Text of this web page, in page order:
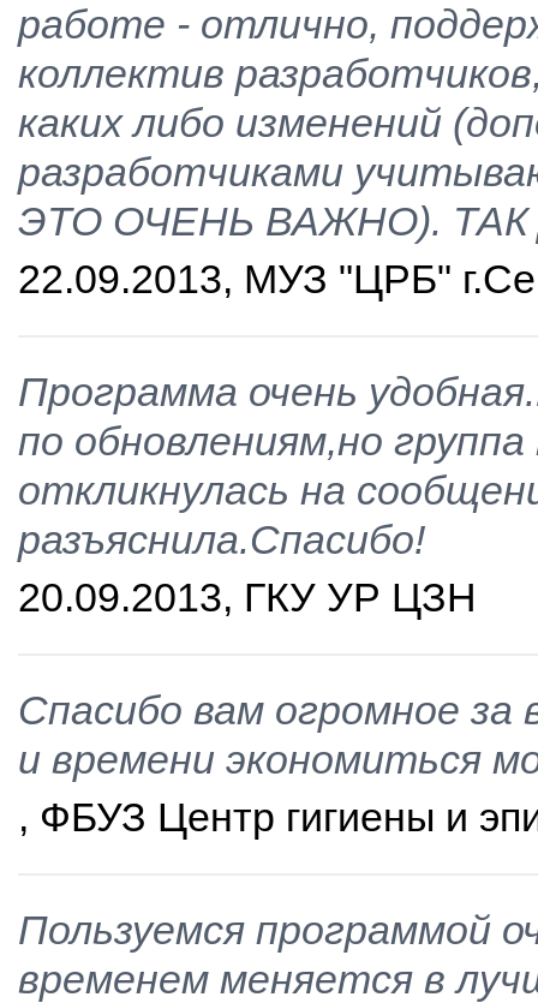
работе - отлично,
коллектив
каких либо изменений
разработчиками
ЭТО ОЧЕНЬ ВАЖНО). ТАК
22.09.2013, МУЗ "ЦРБ"
Программа очень
по обновлениям,но
откликнулась на
разъяснила.Спасибо!
20.09.2013, ГКУ УР ЦЗН
Спасибо вам огромное
и времени экономиться
, ФБУЗ Центр гигиены и
Пользуемся программой
временем меняется в